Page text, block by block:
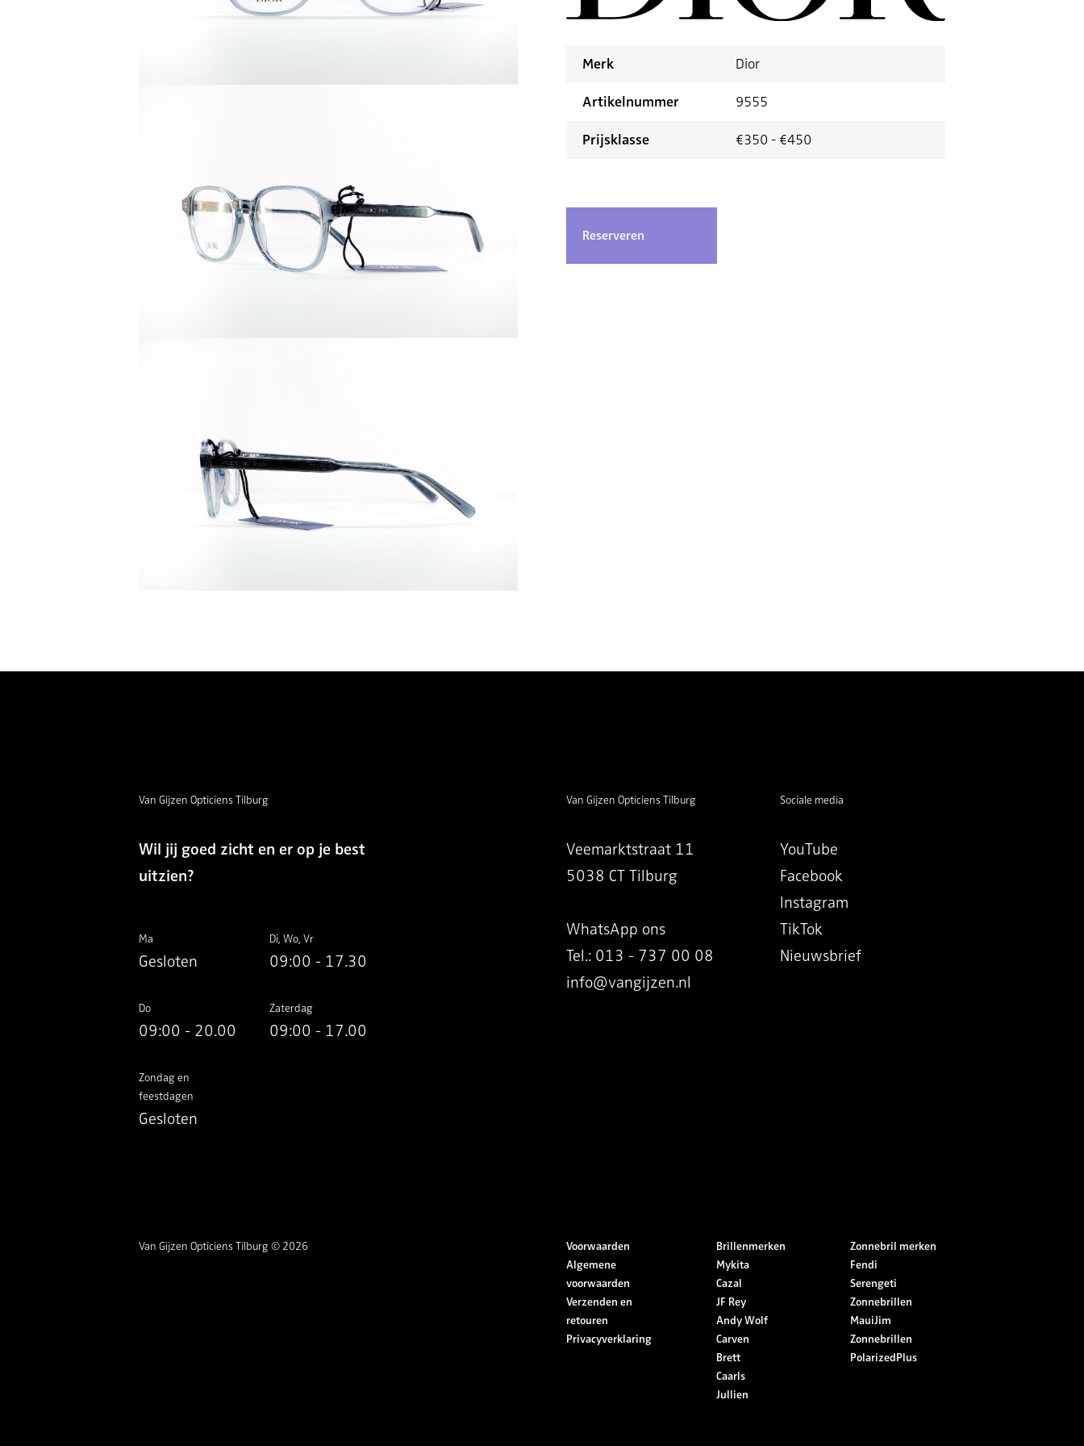
Merk Dior
Artikelnummer 9555
Prijsklasse €350 - €450
Reserveren
Van Gijzen Opticiens Tilburg
Wil jij goed zicht en er op je best
uitzien?
Ma
Gesloten
Di, Wo, Vr
09:00 - 17.30
Do
09:00 - 20.00
Zaterdag
09:00 - 17.00
Zondag en
feestdagen
Gesloten
Van Gijzen Opticiens Tilburg
Veemarktstraat 11
5038 CT Tilburg
WhatsApp ons
Tel.: 013 - 737 00 08
info@vangijzen.nl
Sociale media
YouTube
Facebook
Instagram
TikTok
Nieuwsbrief
Voorwaarden
Algemene
voorwaarden
Verzenden en
retouren
Privacyverklaring
Brillenmerken
Mykita
Cazal
JF Rey
Andy Wolf
Carven
Brett
Caarls
Jullien
Zonnebril merken
Fendi
Serengeti
Zonnebrillen
MauiJim
Zonnebrillen
PolarizedPlus
Van Gijzen Opticiens Tilburg © 2026